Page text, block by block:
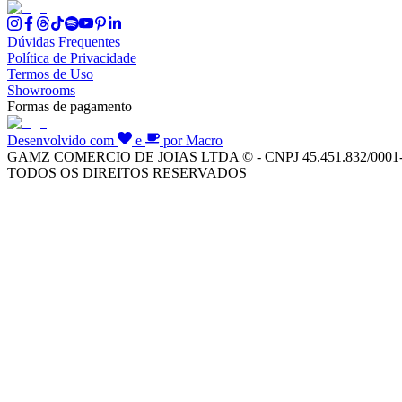
Dúvidas Frequentes
Política de Privacidade
Termos de Uso
Showrooms
Formas de pagamento
Desenvolvido com e
por Macro
GAMZ COMERCIO DE JOIAS LTDA © - CNPJ 45.451.832/
TODOS OS DIREITOS RESERVADOS